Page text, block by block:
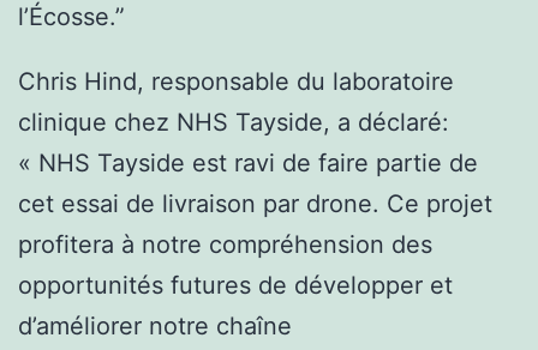
l’Écosse.”
Chris Hind, responsable du laboratoire
clinique chez NHS Tayside, a déclaré:
« NHS Tayside est ravi de faire partie de
cet essai de livraison par drone. Ce projet
profitera à notre compréhension des
opportunités futures de développer et
d’améliorer notre chaîne